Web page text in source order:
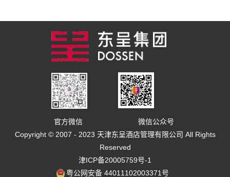
官方微信
微信公众号
Copyright © 2007 - 2023 天津东呈酒店管理有限公司 All Rights
Reserved
津ICP备20005759号-1
粤公网安备 44011102003371号